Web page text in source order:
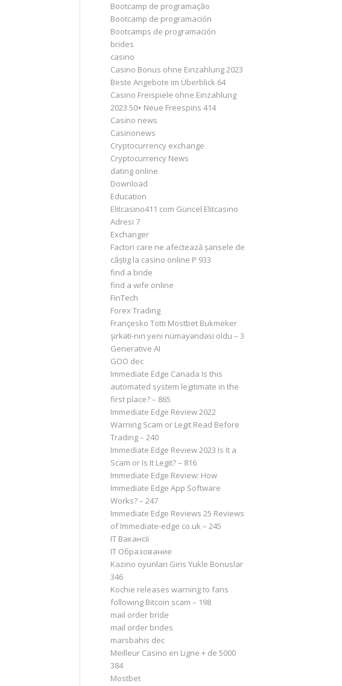
Bootcamp de programação
Bootcamp de programación
Bootcamps de programación
brides
casino
Casino Bonus ohne Einzahlung 2023 ️
Beste Angebote im Überblick 64
Casino Freispiele ohne Einzahlung
2023 50+ Neue Freespins 414
Casino news
Casinonews
Cryptocurrency exchange
Cryptocurrency News
dating online
Download
Education
Elitcasino411 com Güncel Elitcasino
Adresi 7
Exchanger
Factori care ne afectează șansele de
câștig la casino online P 933
find a bride
find a wife online
FinTech
Forex Trading
Françesko Totti Mostbet Bukmeker
şirkəti-nın yeni nümayəndəsi oldu – 3
Generative AI
GOO dec
Immediate Edge Canada Is this
automated system legitimate in the
first place? – 865
Immediate Edge Review 2022
Warning Scam or Legit Read Before
Trading – 240
Immediate Edge Review 2023 Is It a
Scam or Is It Legit? – 816
Immediate Edge Review: How
Immediate Edge App Software
Works? – 247
Immediate Edge Reviews 25 Reviews
of Immediate-edge co.uk – 245
IT Вакансії
IT Образование
Kazino oyunları Giris Yukle Bonuslar
346
Kochie releases warning to fans
following Bitcoin scam – 198
mail order bride
mail order brides
marsbahis dec
Meilleur Casino en Ligne + de 5000
384
Mostbet